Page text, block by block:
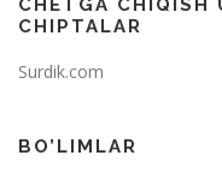
CHIPTALAR
Surdik.com
BO’LIMLAR